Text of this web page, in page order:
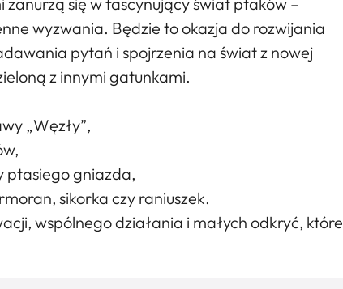
wyzwania. Będzie to okazja do rozwijania
pytań i spojrzenia na świat z nowej
z innymi gatunkami.
„Węzły”,
ptasiego gniazda,
sikorka czy raniuszek.
wspólnego działania i małych odkryć, które